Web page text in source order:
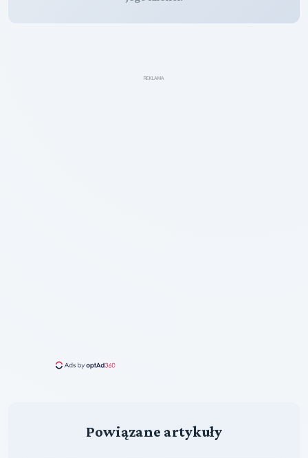
REKLAMA
Powiązane artykuły